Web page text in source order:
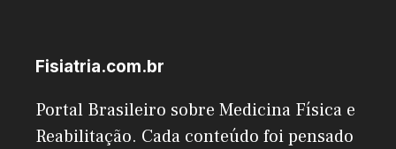
Fisiatria.com.br
Portal Brasileiro sobre Medicina Física e
Reabilitação. Cada conteúdo foi pensado